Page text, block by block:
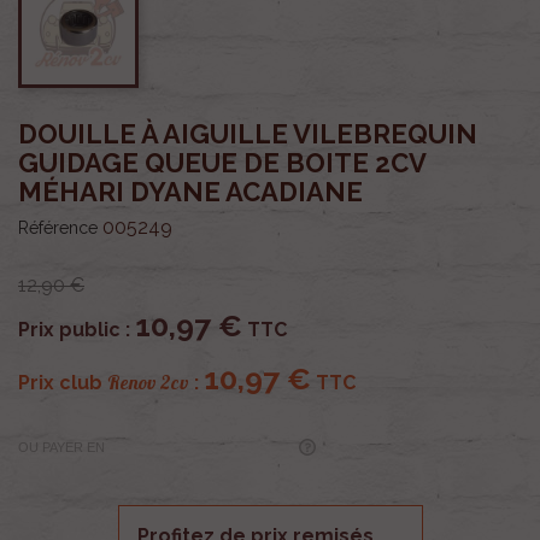
DOUILLE À AIGUILLE VILEBREQUIN
GUIDAGE QUEUE DE BOITE 2CV
MÉHARI DYANE ACADIANE
Référence 005249
12,90 €
Prix public : 10,97 € TTC
Prix club Renov 2cv : 10,97 € TTC